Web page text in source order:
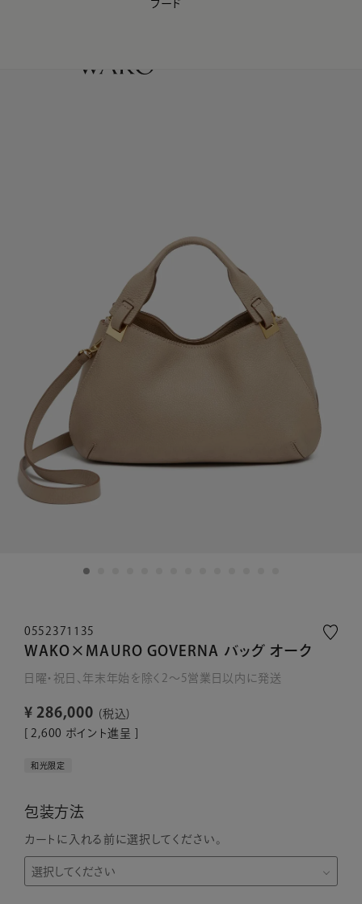
【会員様限定】夏のプレゼントキャンペーン開催中
フード
0552371135
WAKO×MAURO GOVERNA バッグ オーク
日曜・祝日、年末年始を除く2～5営業日以内に発送
¥ 286,000
税込
2,600 ポイント進呈 ]
和光限定
包装方法
カートに入れる前に選択してください。